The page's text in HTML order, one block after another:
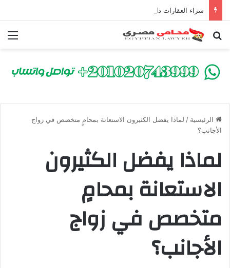
بحث عن
الرئيسية / لماذا يفضل الكثيرون الاستعانة بمحامٍ متخصص في زواج
الأجانب؟
لماذا يفضل الكثيرون
الاستعانة بمحامٍ
متخصص في زواج
الأجانب؟